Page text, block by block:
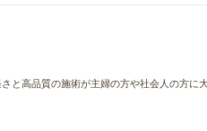
と高品質の施術が主婦の方や社会人の方に